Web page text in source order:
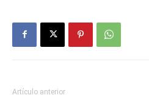
Artículo anterior